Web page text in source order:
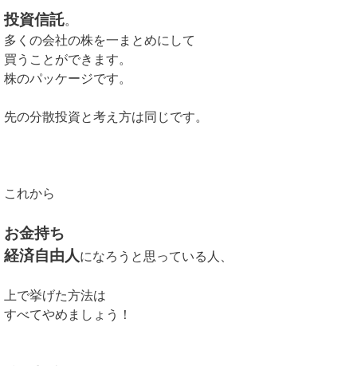
投資信託。
多くの会社の株を一まとめにして
買うことができます。
株のパッケージです。
先の分散投資と考え方は同じです。
これから
お金持ち
経済自由人 になろうと思っている人、
上で挙げた方法は
すべてやめましょう！